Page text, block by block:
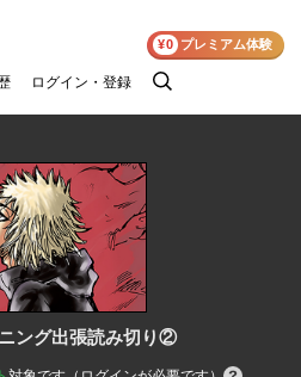
ログイン・登録
検
¥0 プレミアム体験
ング出張読み切り②